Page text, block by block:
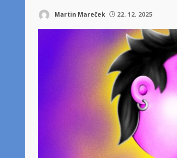
Martin Mareček 22. 12. 2025